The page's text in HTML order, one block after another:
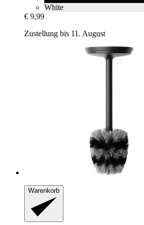
White
€ 9,99
Zustellung bis 11. August
Warenkorb